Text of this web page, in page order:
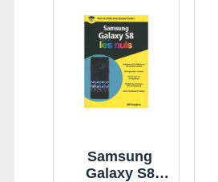
Samsung
Galaxy S8